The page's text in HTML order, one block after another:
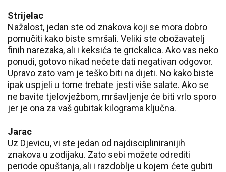
Strijelac
Nažalost, jedan ste od znakova koji se mora dobro
pomučiti kako biste smršali. Veliki ste obožavatelj
finih narezaka, ali i keksića te grickalica. Ako vas neko
ponudi, gotovo nikad nećete dati negativan odgovor.
Upravo zato vam je teško biti na dijeti. No kako biste
ipak uspjeli u tome trebate jesti više salate. Ako se
ne bavite tjelovježbom, mršavljenje će biti vrlo sporo
jer je ona za vaš gubitak kilograma ključna.
Jarac
Uz Djevicu, vi ste jedan od najdiscipliniranijih
znakova u zodijaku. Zato sebi možete odrediti
periode opuštanja, ali i razdoblje u kojem ćete gubiti